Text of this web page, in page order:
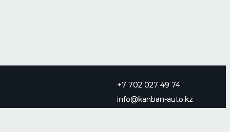
+7 702 027 49 74
info@kanban-auto.kz